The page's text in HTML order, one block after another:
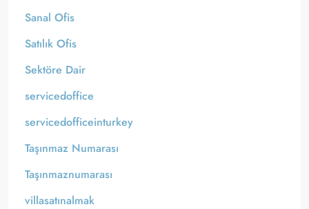
Sanal Ofis
Satılık Ofis
Sektöre Dair
servicedoffice
servicedofficeinturkey
Taşınmaz Numarası
Taşınmaznumarası
villasatınalmak